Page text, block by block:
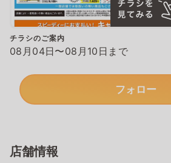
チラシのご案内
08月04日〜08月10日まで
フォロー
店舗情報